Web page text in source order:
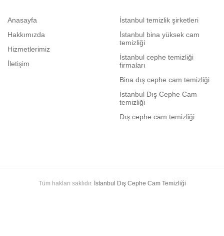
Anasayfa
Hakkımızda
Hizmetlerimiz
İletişim
İstanbul temizlik şirketleri
İstanbul bina yüksek cam
temizliği
İstanbul cephe temizliği
firmaları
Bina dış cephe cam temizliği
İstanbul Dış Cephe Cam
temizliği
Dış cephe cam temizliği
Tüm hakları saklıdır. İstanbul Dış Cephe Cam Temizliği